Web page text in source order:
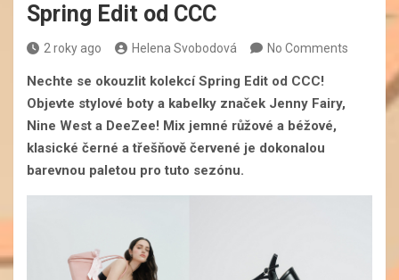
Spring Edit od CCC
2 roky ago Helena Svobodová No Comments
Nechte se okouzlit kolekcí Spring Edit od CCC!
Objevte stylové boty a kabelky značek Jenny Fairy,
Nine West a DeeZee! Mix jemné růžové a béžové,
klasické černé a třešňově červené je dokonalou
barevnou paletou pro tuto sezónu.